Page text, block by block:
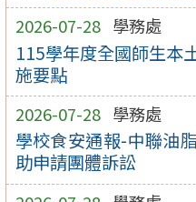
2026-07-28 學務處
115學年度全國師生本
施要點
2026-07-28 學務處
學校食安通報-中聯油
助申請團體訴訟